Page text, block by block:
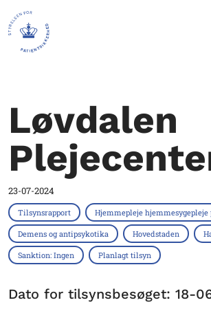
Løvdalen
23-07-2024
Tilsynsrapport Hjemmepleje
Demens og antipsykotika Hovedstaden
Sanktion: Ingen Planlagt tilsyn
Dato for tilsynsbesøget: 18-